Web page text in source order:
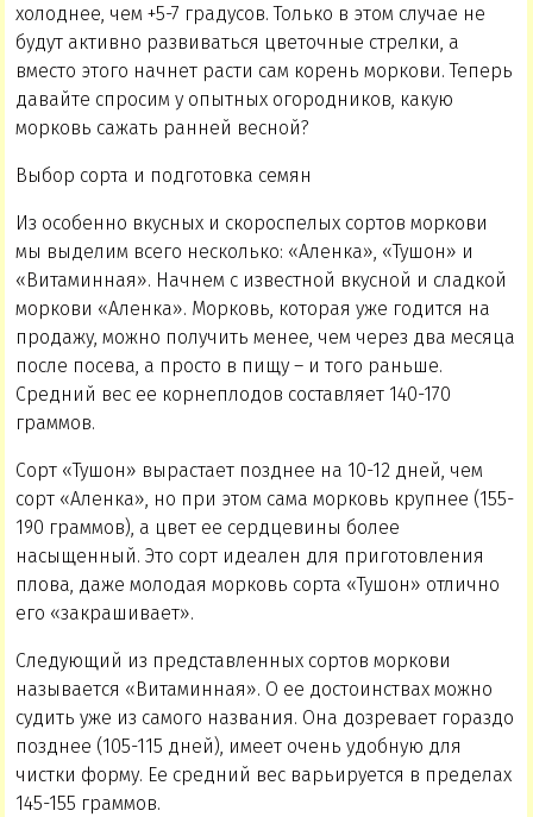
холоднее, чем +5-7 градусов. Только в этом случае не
будут активно развиваться цветочные стрелки, а
вместо этого начнет расти сам корень моркови. Теперь
давайте спросим у опытных огородников, какую
морковь сажать ранней весной?
Выбор сорта и подготовка семян
Из особенно вкусных и скороспелых сортов моркови
мы выделим всего несколько: «Аленка», «Тушон» и
«Витаминная». Начнем с известной вкусной и сладкой
моркови «Аленка». Морковь, которая уже годится на
продажу, можно получить менее, чем через два месяца
после посева, а просто в пищу – и того раньше.
Средний вес ее корнеплодов составляет 140-170
граммов.
Сорт «Тушон» вырастает позднее на 10-12 дней, чем
сорт «Аленка», но при этом сама морковь крупнее (155-
190 граммов), а цвет ее сердцевины более
насыщенный. Это сорт идеален для приготовления
плова, даже молодая морковь сорта «Тушон» отлично
его «закрашивает».
Следующий из представленных сортов моркови
называется «Витаминная». О ее достоинствах можно
судить уже из самого названия. Она дозревает гораздо
позднее (105-115 дней), имеет очень удобную для
чистки форму. Ее средний вес варьируется в пределах
145-155 граммов.